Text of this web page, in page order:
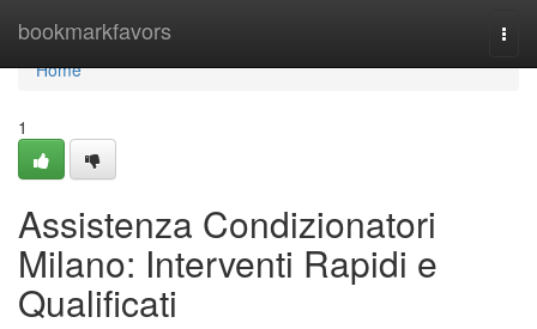
bookmarkfavors
Home
Home
1
Assistenza Condizionatori
Milano: Interventi Rapidi e
Qualificati